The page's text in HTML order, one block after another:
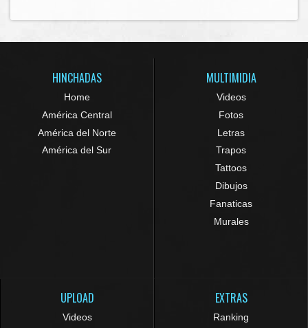
HINCHADAS
Home
América Central
América del Norte
América del Sur
MULTIMIDIA
Videos
Fotos
Letras
Trapos
Tattoos
Dibujos
Fanaticas
Murales
UPLOAD
Videos
EXTRAS
Ranking